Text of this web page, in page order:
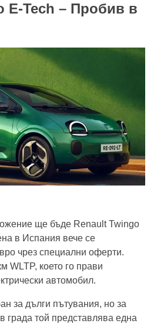
E-Tech – Пробив в
ще бъде Renault Twingo
в Испания вече се
чрез специални оферти.
WLTP, което го прави
автомобил.
за дълги пътувания, но за
той представлява една